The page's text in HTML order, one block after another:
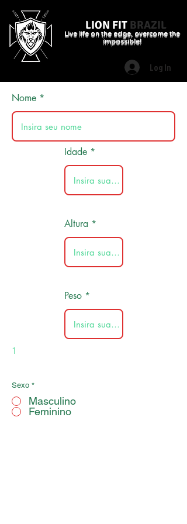
LION FIT BRAZIL
Live life on the edge, overcome the
impossible!
Log In
Nome
Idade
Altura
Peso
1
Sexo *
Masculino
Feminino